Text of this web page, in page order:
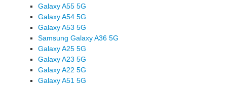
Galaxy A55 5G
Galaxy A54 5G
Galaxy A53 5G
Samsung Galaxy A36 5G
Galaxy A25 5G
Galaxy A23 5G
Galaxy A22 5G
Galaxy A51 5G